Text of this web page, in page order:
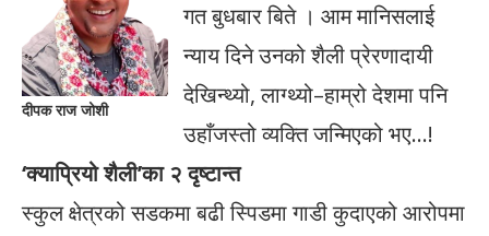
दीपक राज जोशी
गत बुधबार बिते । आम मानिसलाई
न्याय दिने उनको शैली प्रेरणादायी
देखिन्थ्यो, लाग्थ्यो–हाम्रो देशमा पनि
उहाँजस्तो व्यक्ति जन्मिएको भए…!
‘क्याप्रियो शैली’का २ दृष्टान्त
स्कुल क्षेत्रको सडकमा बढी स्पिडमा गाडी कुदाएको आरोपमा